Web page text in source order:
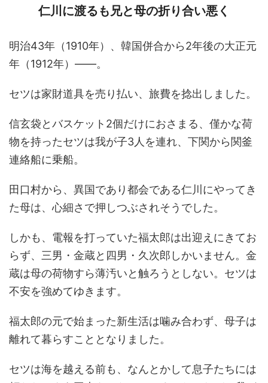
仁川に渡るも兄と母の折り合い悪く
明治43年（1910年）、韓国併合から2年後の大正元
年（1912年）――。
セツは家財道具を売り払い、旅費を捻出しました。
信玄袋とバスケット2個だけにおさまる、僅かな荷
物を持ったセツは我が子3人を連れ、下関から関釜
連絡船に乗船。
田口村から、異国であり都会である仁川にやってき
た母は、心細さで押しつぶされそうでした。
しかも、電報を打っていた福太郎は出迎えにきてお
らず、三男・金蔵と四男・久次郎しかいません。金
蔵は母の荷物すら薄汚いと触ろうとしない。セツは
不安を強めてゆきます。
福太郎の元で始まった新生活は噛み合わず、母子は
離れて暮らすこととなりました。
セツは海を越える前も、なんとかして息子たちには